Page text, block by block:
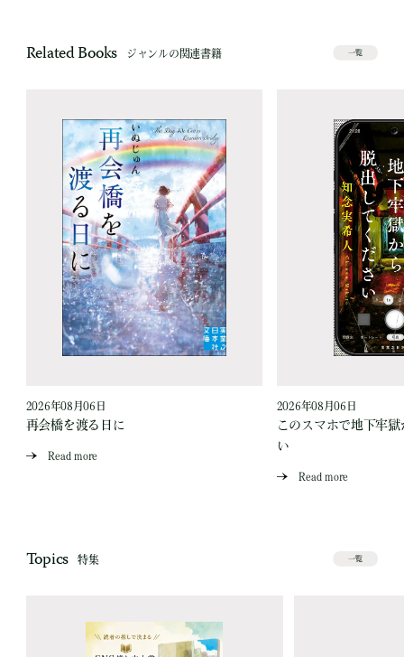
Related Books ジャンルの関連書籍 一覧
2026年08月06日
再会橋を渡る日に
Read more
2026年08月06日
このスマホで地下牢
い
Read more
Topics 特集 一覧